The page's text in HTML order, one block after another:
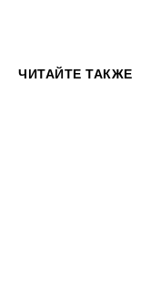
ЧИТАЙТЕ ТАКЖЕ